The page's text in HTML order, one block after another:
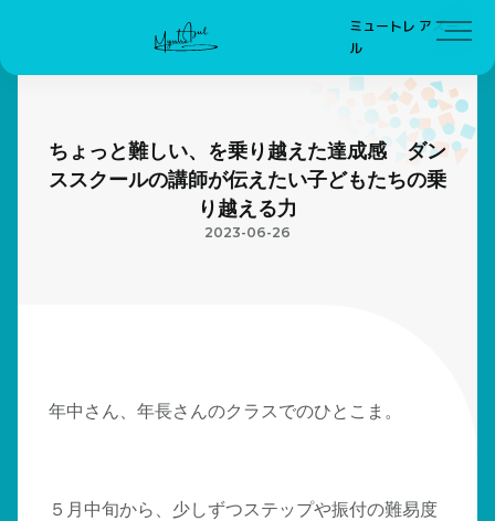
ミュートレ アズー
ル
ちょっと難しい、を乗り越えた達成感 ダン
ススクールの講師が伝えたい子どもたちの乗
り越える力
2023-06-26
年中さん、年長さんのクラスでのひとこま。
５月中旬から、少しずつステップや振付の難易度